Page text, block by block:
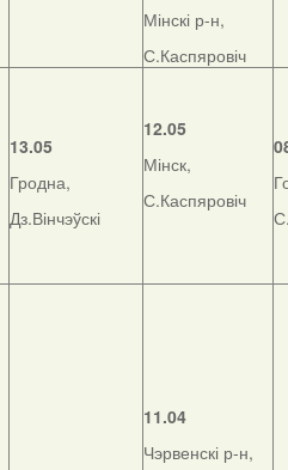
Мінскі р-н,
С.Каспяровіч
13.05
Гродна,
Дз.Вінчэўскі
12.05
Мінск,
С.Каспяровіч
11.04
Чэрвенскі р-н,